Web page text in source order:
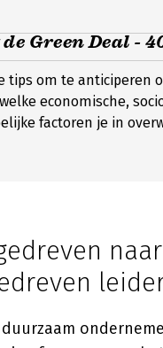
Green Deal -
tips om te anticiperen
economische,
factoren je in
naar